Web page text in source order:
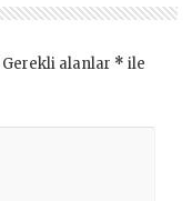
Gerekli alanlar * ile